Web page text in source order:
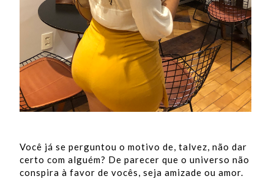
Você já se perguntou o motivo de, talvez, não dar
certo com alguém? De parecer que o universo não
conspira à favor de vocês, seja amizade ou amor.